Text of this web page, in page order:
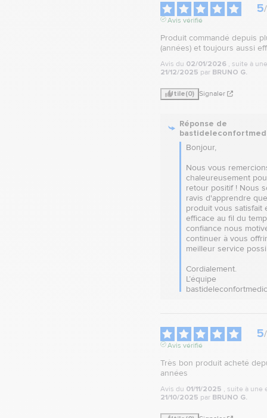
5/
Avis vérifié
Produit commandé depuis
(années) et toujours aussi
Avis du 02/01/2026 , suite à
21/12/2025 par BRUNO G.
Utile(0) Signaler
Réponse de
Bonjour,
Nous vous
chaleureusement
retour positif ! Nous
ravis d'apprendre
produit vous satisfait
efficace au fil du
confiance nous
continuer à vous
meilleur service
Cordialement.
L’équipe
5/
Avis vérifié
Très bon produit acheté
années
Avis du 01/11/2025 , suite à une
21/10/2025 par BRUNO G.